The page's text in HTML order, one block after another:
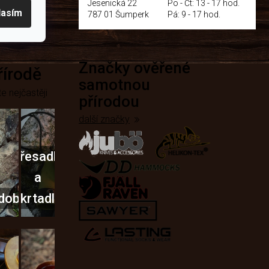
Jesenická 22
787 01 Šumperk
Po - Čt: 13 - 17 hod.
Pá: 9 - 17 hod.
nejčastěji
Křesadla
a
škrtadla
Značky ověřené
samotnou
přírodou
další značky